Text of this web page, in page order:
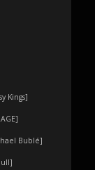
Kings]
Bublé]